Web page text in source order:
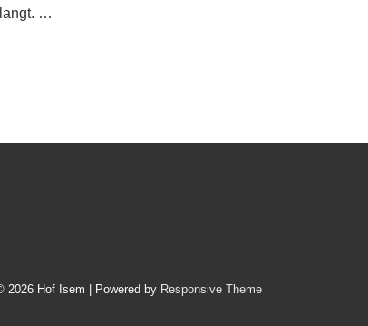
…
2026 Hof Isem | Powered by Responsive Theme